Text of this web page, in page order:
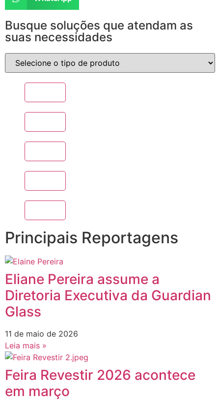
Busque soluções que atendam as
suas necessidades
Principais Reportagens
Eliane Pereira assume a
Diretoria Executiva da Guardian
Glass
11 de maio de 2026
Leia mais »
Feira Revestir 2026 acontece
em março